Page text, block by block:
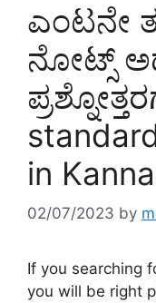
ಎಂಟನೇ
ನೋಟ್ಸ್
in
02/07/2023 by
If you searching
you will be right